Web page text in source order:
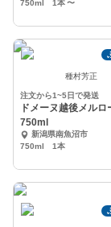
750ml 1本〜
種村芳正
注文から1~5日で発送
ドメーヌ越後メルロ
750ml
新潟県南魚沼市
750ml 1本